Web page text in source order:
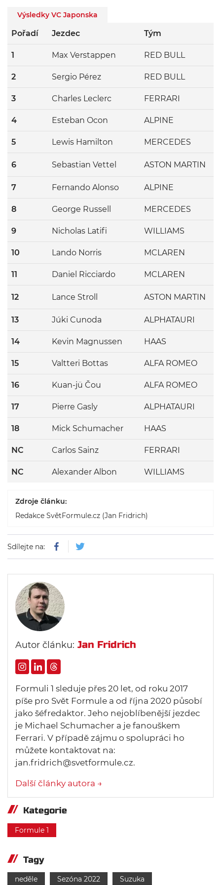
Sám nizozemský pilot první dostal
informaci, že je mistr, následně to
potvrzeno, že je šampion sezóny
Výsledky VC Japonska
Pořadí Jezdec Tým
1 Max Verstappen RED BULL
2 Sergio Pérez RED BULL
3 Charles Leclerc FERRARI
4 Esteban Ocon ALPINE
5 Lewis Hamilton MERCEDES
6 Sebastian Vettel ASTON MARTIN
7 Fernando Alonso ALPINE
8 George Russell MERCEDES
9 Nicholas Latifi WILLIAMS
10 Lando Norris MCLAREN
11 Daniel Ricciardo MCLAREN
12 Lance Stroll ASTON MARTIN
13 Júki Cunoda ALPHATAURI
14 Kevin Magnussen HAAS
15 Valtteri Bottas ALFA ROMEO
16 Kuan-jü Čou ALFA ROMEO
17 Pierre Gasly ALPHATAURI
18 Mick Schumacher HAAS
NC Carlos Sainz FERRARI
NC Alexander Albon WILLIAMS
Zdroje článku:
Redakce SvětFormule.cz (Jan Fridrich)
Sdílejte na:
Autor článku: Jan Fridrich
Formuli 1 sleduje přes 20 let, od roku 2017
píše pro Svět Formule a od října 2020 působí
jako šéfredaktor. Jeho nejoblíbenější jezdec
je Michael Schumacher a je fanouškem
Ferrari. V případě zájmu o spolupráci ho
můžete kontaktovat na:
jan.fridrich@svetformule.cz.
Další články autora →
Kategorie
Formule 1
Tagy
neděle Sezóna 2022 Suzuka